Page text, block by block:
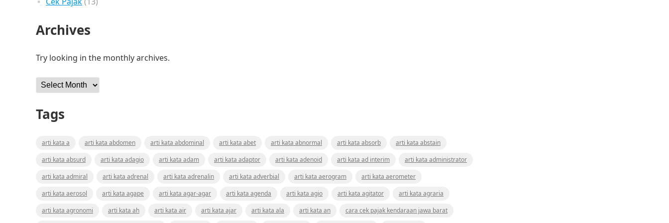
Archives
Try looking in the monthly archives.
Archives
Tags
arti kata a arti kata abdomen arti kata abdominal arti kata abet arti kata abnormal arti kata absorb
arti kata abstain
arti kata absurd
arti kata adagio arti kata adam arti kata adaptor arti kata adenoid arti kata ad interim
arti kata administrator
arti kata admiral
arti kata adrenal arti kata adrenalin arti kata adverbial arti kata aerogram
arti kata aerometer
arti kata aerosol
arti kata agape arti kata agar-agar arti kata agenda arti kata agio arti kata agitator
arti kata agraria
arti kata agronomi
arti kata ah arti kata air arti kata ajar arti kata ala arti kata an
cara cek pajak kendaraan jawa barat